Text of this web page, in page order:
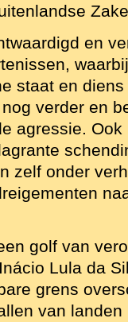
en
staat en
verder en
agressie.
zelf onder
golf van
Lula da
grens
van